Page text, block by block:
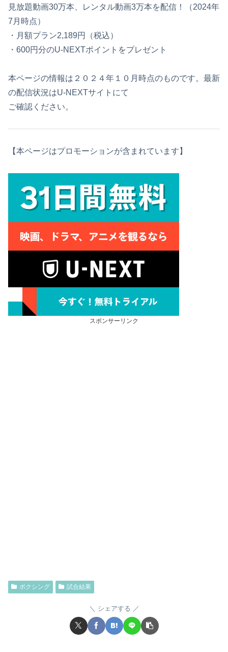
見放題動画30万本、レンタル動画3万本を配信！（2024年
7月時点）
・月額プラン2,189円（税込）
・600円分のU-NEXTポイントをプレゼント
本ページの情報は２０２４年１０月時点のものです。最新
の配信状況はU-NEXTサイトにて
ご確認ください。
【本ページはプロモーションが含まれています】
スポンサーリンク
ボクシング 試合結果
シェアする